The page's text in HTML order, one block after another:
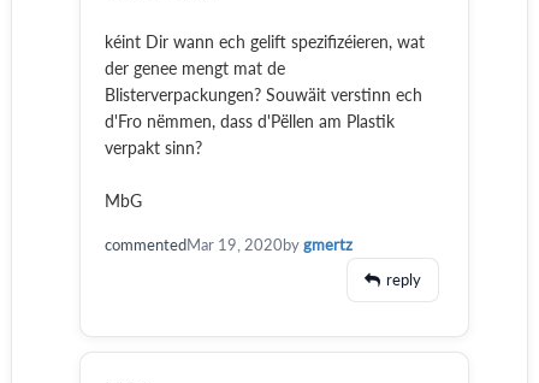
kéint Dir wann ech gelift spezifizéieren, wat
der genee mengt mat de
Blisterverpackungen? Souwäit verstinn ech
d'Fro nëmmen, dass d'Pëllen am Plastik
verpakt sinn?
MbG
commentedMar 19, 2020bygmertz
reply